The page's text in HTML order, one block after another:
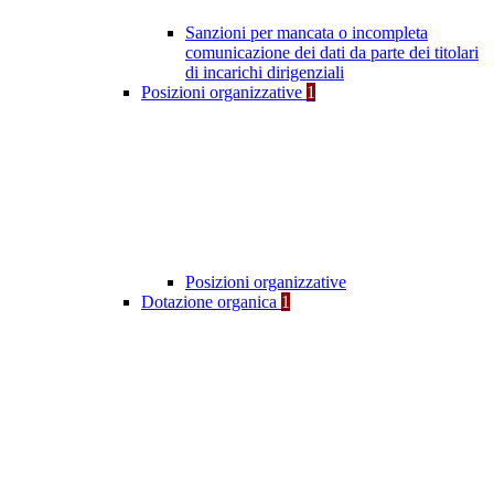
Sanzioni per mancata o incompleta
comunicazione dei dati da parte dei titolari
di incarichi dirigenziali
Posizioni organizzative 1
Posizioni organizzative
Dotazione organica 1